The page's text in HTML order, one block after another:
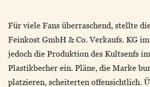
Für viele Fans überraschend, stellte
Feinkost GmbH & Co. Verkaufs. KG
jedoch die Produktion des Kultsenfs
Plastikbecher ein. Pläne, die Marke
platzieren, scheiterten offensichtlich.